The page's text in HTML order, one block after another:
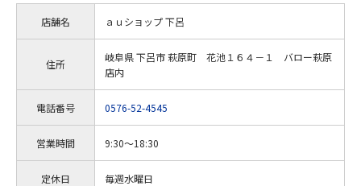
店舗名 ａｕショップ 下呂
住所
岐阜県 下呂市 萩原町 花池１６４－１ バロー萩原
店内
電話番号 0576-52-4545
営業時間 9:30～18:30
定休日 毎週水曜日